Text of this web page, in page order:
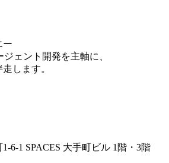
ー
ェント開発を主軸に、
します。
6-1 SPACES 大手町ビル 1階・3階